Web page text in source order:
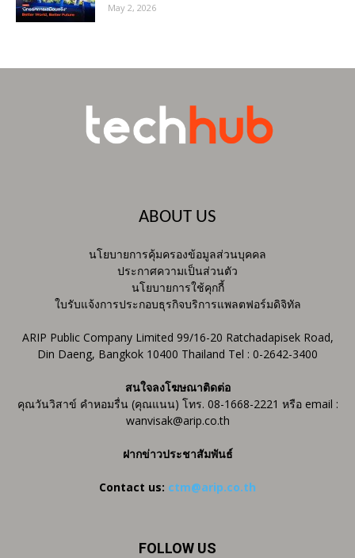
May 2, 2026
ABOUT US
นโยบายการคุ้มครองข้อมูลส่วนบุคคล
ประกาศความเป็นส่วนตัว
นโยบายการใช้คุกกี้
ใบรับแจ้งการประกอบธุรกิจบริการแพลตฟอร์มดิจิทัล
ARIP Public Company Limited 99/16-20 Ratchadapisek Road,
Din Daeng, Bangkok 10400 Thailand Tel : 0-2642-3400
สนใจลงโฆษณาติดต่อ
คุณวันวิสาข์ คำหอมรื่น (คุณแนน) โทร. 08-1668-2221 หรือ email :
wanvisak@arip.co.th
ฝากข่าวประชาสัมพันธ์
Contact us: ctm@arip.co.th
FOLLOW US